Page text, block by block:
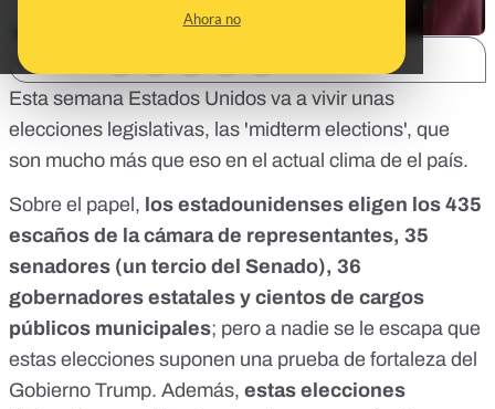
Ahora no
Esta semana Estados Unidos va a vivir unas
elecciones legislativas, las 'midterm elections', que
son mucho más que eso en el actual clima de el país.
Sobre el papel, los estadounidenses eligen los 435
escaños de la cámara de representantes, 35
senadores (un tercio del Senado), 36
gobernadores estatales y cientos de cargos
públicos municipales; pero a nadie se le escapa que
estas elecciones suponen una prueba de fortaleza del
Gobierno Trump. Además, estas elecciones